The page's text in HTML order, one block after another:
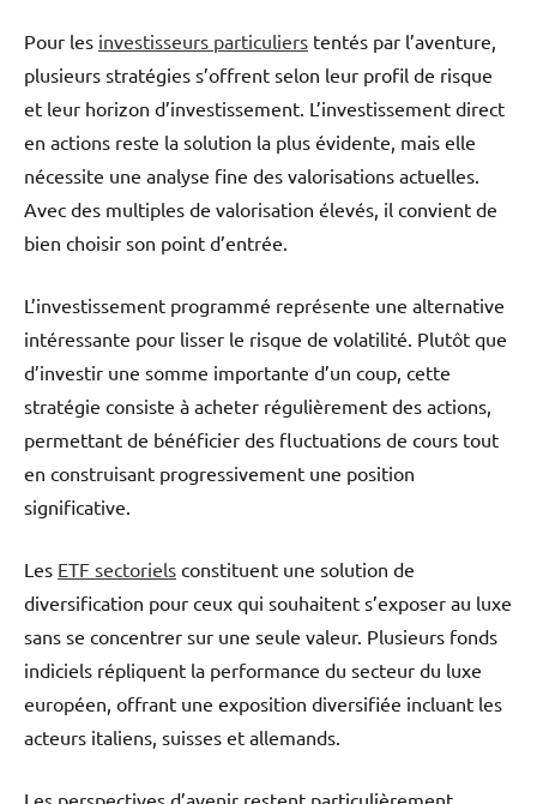
Pour les investisseurs particuliers tentés par l’aventure,
plusieurs stratégies s’offrent selon leur profil de risque
et leur horizon d’investissement. L’investissement direct
en actions reste la solution la plus évidente, mais elle
nécessite une analyse fine des valorisations actuelles.
Avec des multiples de valorisation élevés, il convient de
bien choisir son point d’entrée.
L’investissement programmé représente une alternative
intéressante pour lisser le risque de volatilité. Plutôt que
d’investir une somme importante d’un coup, cette
stratégie consiste à acheter régulièrement des actions,
permettant de bénéficier des fluctuations de cours tout
en construisant progressivement une position
significative.
Les ETF sectoriels constituent une solution de
diversification pour ceux qui souhaitent s’exposer au luxe
sans se concentrer sur une seule valeur. Plusieurs fonds
indiciels répliquent la performance du secteur du luxe
européen, offrant une exposition diversifiée incluant les
acteurs italiens, suisses et allemands.
Les perspectives d’avenir restent particulièrement